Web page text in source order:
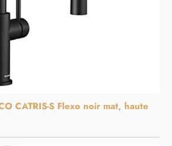
CATRIS-S Flexo noir mat, haute